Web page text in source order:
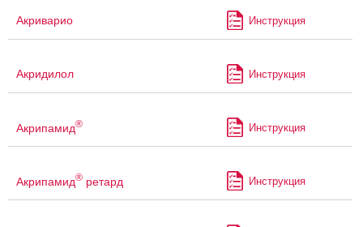
Акриварио Инструкция
Акридилол Инструкция
Акрипамид® Инструкция
Акрипамид® ретард Инструкция